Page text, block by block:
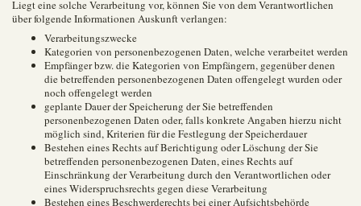
Liegt eine solche Verarbeitung vor, können Sie von dem Verantwortlichen
über folgende Informationen Auskunft verlangen:
Verarbeitungszwecke
Kategorien von personenbezogenen Daten, welche verarbeitet werden
Empfänger bzw. die Kategorien von Empfängern, gegenüber denen
die betreffenden personenbezogenen Daten offengelegt wurden oder
noch offengelegt werden
geplante Dauer der Speicherung der Sie betreffenden
personenbezogenen Daten oder, falls konkrete Angaben hierzu nicht
möglich sind, Kriterien für die Festlegung der Speicherdauer
Bestehen eines Rechts auf Berichtigung oder Löschung der Sie
betreffenden personenbezogenen Daten, eines Rechts auf
Einschränkung der Verarbeitung durch den Verantwortlichen oder
eines Widerspruchsrechts gegen diese Verarbeitung
Bestehen eines Beschwerderechts bei einer Aufsichtsbehörde